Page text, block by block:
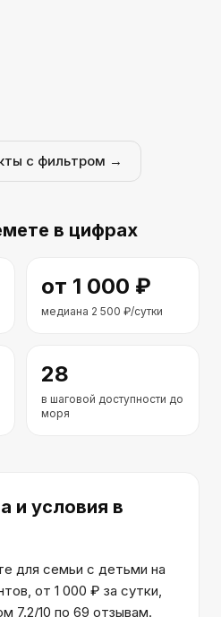
с фильтром →
в цифрах
от 1 000 ₽
медиана 2 500 ₽/сутки
28
в шаговой доступности до
моря
и условия в
для семьи с детьми на
от 1 000 ₽ за сутки,
7.2/10 по 69 отзывам.